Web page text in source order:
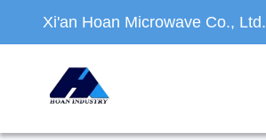
Xi'an Hoan Microwave Co., Ltd.